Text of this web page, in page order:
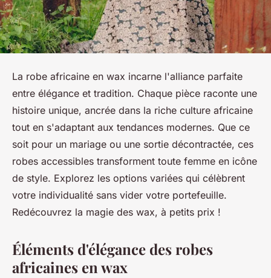
La robe africaine en wax incarne l'alliance parfaite
entre élégance et tradition. Chaque pièce raconte une
histoire unique, ancrée dans la riche culture africaine
tout en s'adaptant aux tendances modernes. Que ce
soit pour un mariage ou une sortie décontractée, ces
robes accessibles transforment toute femme en icône
de style. Explorez les options variées qui célèbrent
votre individualité sans vider votre portefeuille.
Redécouvrez la magie des wax, à petits prix !
Éléments d'élégance des robes
africaines en wax